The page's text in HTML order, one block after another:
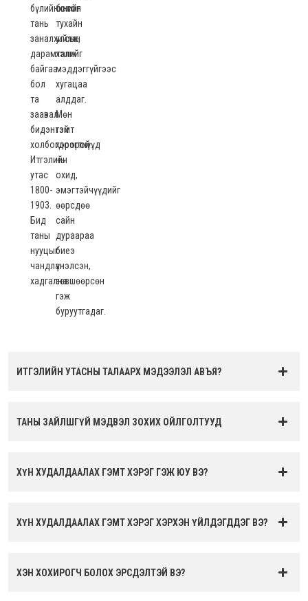
бүлийнхнийг
тань
заналхийлж,
дарамталж
байгаа
бол
та
заавал
бидэнтэй
холбогдоорой.
Итгэлийн
утас
1800-
1903.
Бид
таны
нууцыг
чандлан
хадгална.
болон
тухайн
улсын
хэлийг
мэддэггүйгээс
хугацаа
алддаг.
Мөн
гэмт
хэрэгтнүүд
нь
охид,
эмэгтэйчүүдийг
өөрсдөө
сайн
дураараа
биеэ
үнэлсэн,
зөвшөөрсөн
гэж
буруутгадаг.
ИТГЭЛИЙН УТАСНЫ ТАЛААРХ МЭДЭЭЛЭЛ АВЪЯ?
ТАНЫ ЗАЙЛШГҮЙ МЭДВЭЛ ЗОХИХ ОЙЛГОЛТУУД
ХҮН ХУДАЛДААЛАХ ГЭМТ ХЭРЭГ ГЭЖ ЮУ ВЭ?
ХҮН ХУДАЛДААЛАХ ГЭМТ ХЭРЭГ ХЭРХЭН ҮЙЛДЭГДДЭГ ВЭ?
ХЭН ХОХИРОГЧ БОЛОХ ЭРСДЭЛТЭЙ ВЭ?